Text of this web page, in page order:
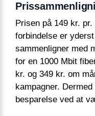
Prisen på 149 kr.
forbindelse er
sammenligner med
for en 1000 Mbit
kr. og 349 kr. om
kampagner.
besparelse ved at